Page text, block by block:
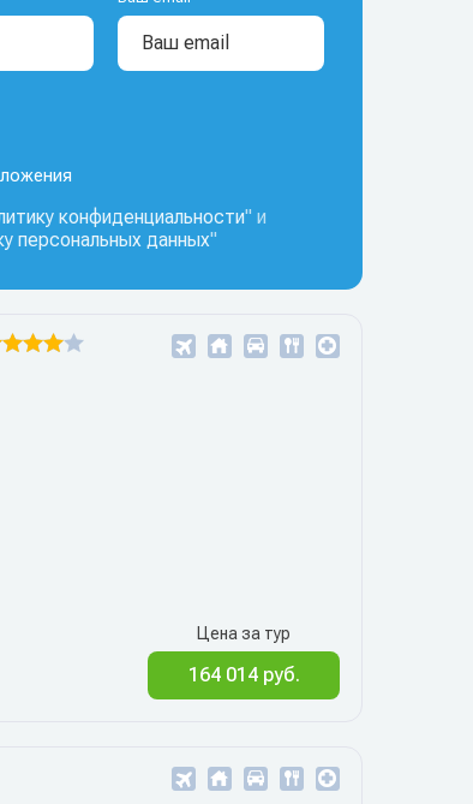
конфиденциальности" и
персональных данных"
Цена за тур
164 014 руб.